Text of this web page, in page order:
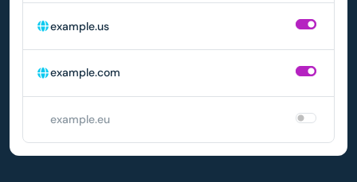
example.us
example.com
example.eu